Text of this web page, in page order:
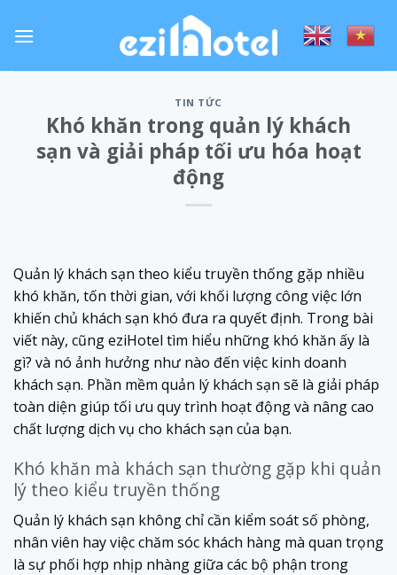
TIN TỨC
Khó khăn trong quản lý khách
sạn và giải pháp tối ưu hóa hoạt
động
Quản lý khách sạn theo kiểu truyền thống gặp nhiều
khó khăn, tốn thời gian, với khối lượng công việc lớn
khiến chủ khách sạn khó đưa ra quyết định. Trong bài
viết này, cũng eziHotel tìm hiểu những khó khăn ấy là
gì? và nó ảnh hưởng như nào đến việc kinh doanh
khách sạn. Phần mềm quản lý khách sạn sẽ là giải pháp
toàn diện giúp tối ưu quy trình hoạt động và nâng cao
chất lượng dịch vụ cho khách sạn của bạn.
Khó khăn mà khách sạn thường gặp khi quản
lý theo kiểu truyền thống
Quản lý khách sạn không chỉ cần kiểm soát số phòng,
nhân viên hay việc chăm sóc khách hàng mà quan trọng
là sự phối hợp nhịp nhàng giữa các bộ phận trong